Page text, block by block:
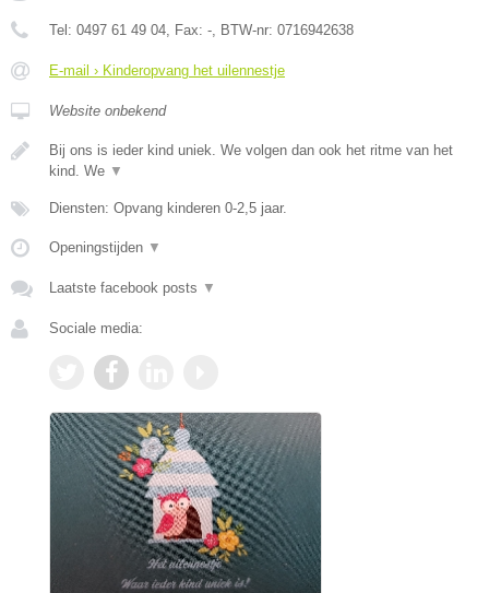
Tel: 0497 61 49 04, Fax: -, BTW-nr: 0716942638
E-mail › Kinderopvang het uilennestje
Website onbekend
Bij ons is ieder kind uniek. We volgen dan ook het ritme van het
kind. We ▼
Diensten: Opvang kinderen 0-2,5 jaar.
Openingstijden ▼
Laatste facebook posts ▼
Sociale media: